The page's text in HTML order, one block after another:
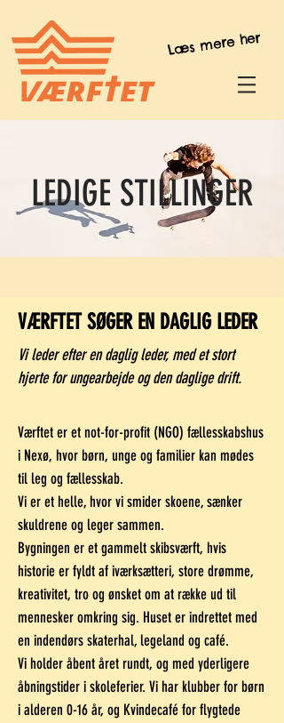
Læs mere her
LEDIGE STILLINGER
VÆRFTET SØGER EN DAGLIG LEDER
Vi leder efter en daglig leder, med et stort
hjerte for ungearbejde og den daglige drift.
Værftet er et not-for-profit (NGO) fællesskabshus
i Nexø, hvor børn, unge og familier kan mødes
til leg og fællesskab.
Vi er et helle, hvor vi smider skoene, sænker
skuldrene og leger sammen.
Bygningen er et gammelt skibsværft, hvis
historie er fyldt af iværksætteri, store drømme,
kreativitet, tro og ønsket om at række ud til
mennesker omkring sig. Huset er indrettet med
en indendørs skaterhal, legeland og café.
Vi holder åbent året rundt, og med yderligere
åbningstider i skoleferier. Vi har klubber for børn
i alderen 0-16 år, og Kvindecafé for flygtede